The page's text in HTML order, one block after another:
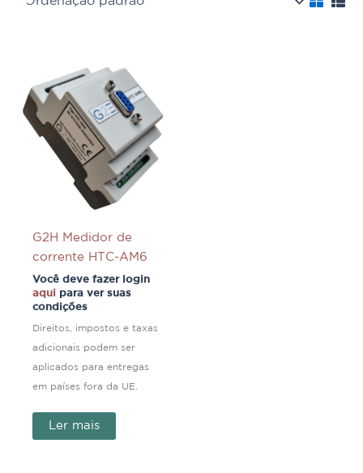
G2H Medidor de
corrente HTC-AM6
Você deve fazer login
aqui para ver suas
condições
Direitos, impostos e taxas
adicionais podem ser
aplicados para entregas
em países fora da UE.
Ler mais